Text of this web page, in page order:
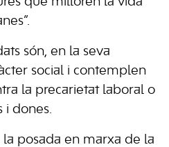
són, en la seva
social i contemplen
la precarietat laboral o
i dones.
posada en marxa de la